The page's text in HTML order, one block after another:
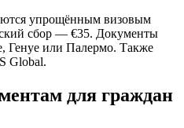
упрощённым визовым
сбор — €35. Документы
Генуе или Палермо. Также
Global.
для граждан